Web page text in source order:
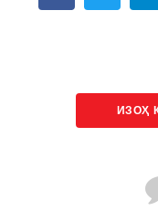
ИЗОҲ